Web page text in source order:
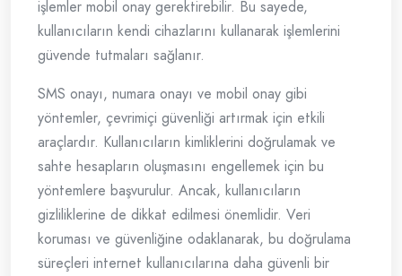
işlemler mobil onay gerektirebilir. Bu sayede,
kullanıcıların kendi cihazlarını kullanarak işlemlerini
güvende tutmaları sağlanır.
SMS onayı, numara onayı ve mobil onay gibi
yöntemler, çevrimiçi güvenliği artırmak için etkili
araçlardır. Kullanıcıların kimliklerini doğrulamak ve
sahte hesapların oluşmasını engellemek için bu
yöntemlere başvurulur. Ancak, kullanıcıların
gizliliklerine de dikkat edilmesi önemlidir. Veri
koruması ve güvenliğine odaklanarak, bu doğrulama
süreçleri internet kullanıcılarına daha güvenli bir